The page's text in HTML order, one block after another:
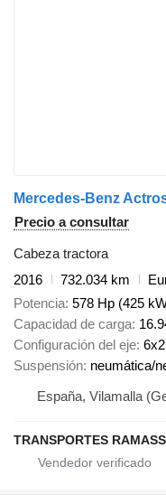
Mercedes-Benz
Precio a consultar
Cabeza tractora
2016
732.034 km
Potencia 578 Hp (425
Capacidad de carga
Configuración del eje 6x2
Suspensión neumática/
España, Vilamalla
TRANSPORTES